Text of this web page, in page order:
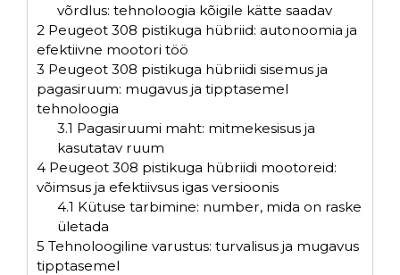
võrdlus: tehnoloogia kõigile kätte saadav
2 Peugeot 308 pistikuga hübriid: autonoomia ja
efektiivne mootori töö
3 Peugeot 308 pistikuga hübriidi sisemus ja
pagasiruum: mugavus ja tipptasemel
tehnoloogia
3.1 Pagasiruumi maht: mitmekesisus ja
kasutatav ruum
4 Peugeot 308 pistikuga hübriidi mootoreid:
võimsus ja efektiivsus igas versioonis
4.1 Kütuse tarbimine: number, mida on raske
ületada
5 Tehnoloogiline varustus: turvalisus ja mugavus
tipptasemel